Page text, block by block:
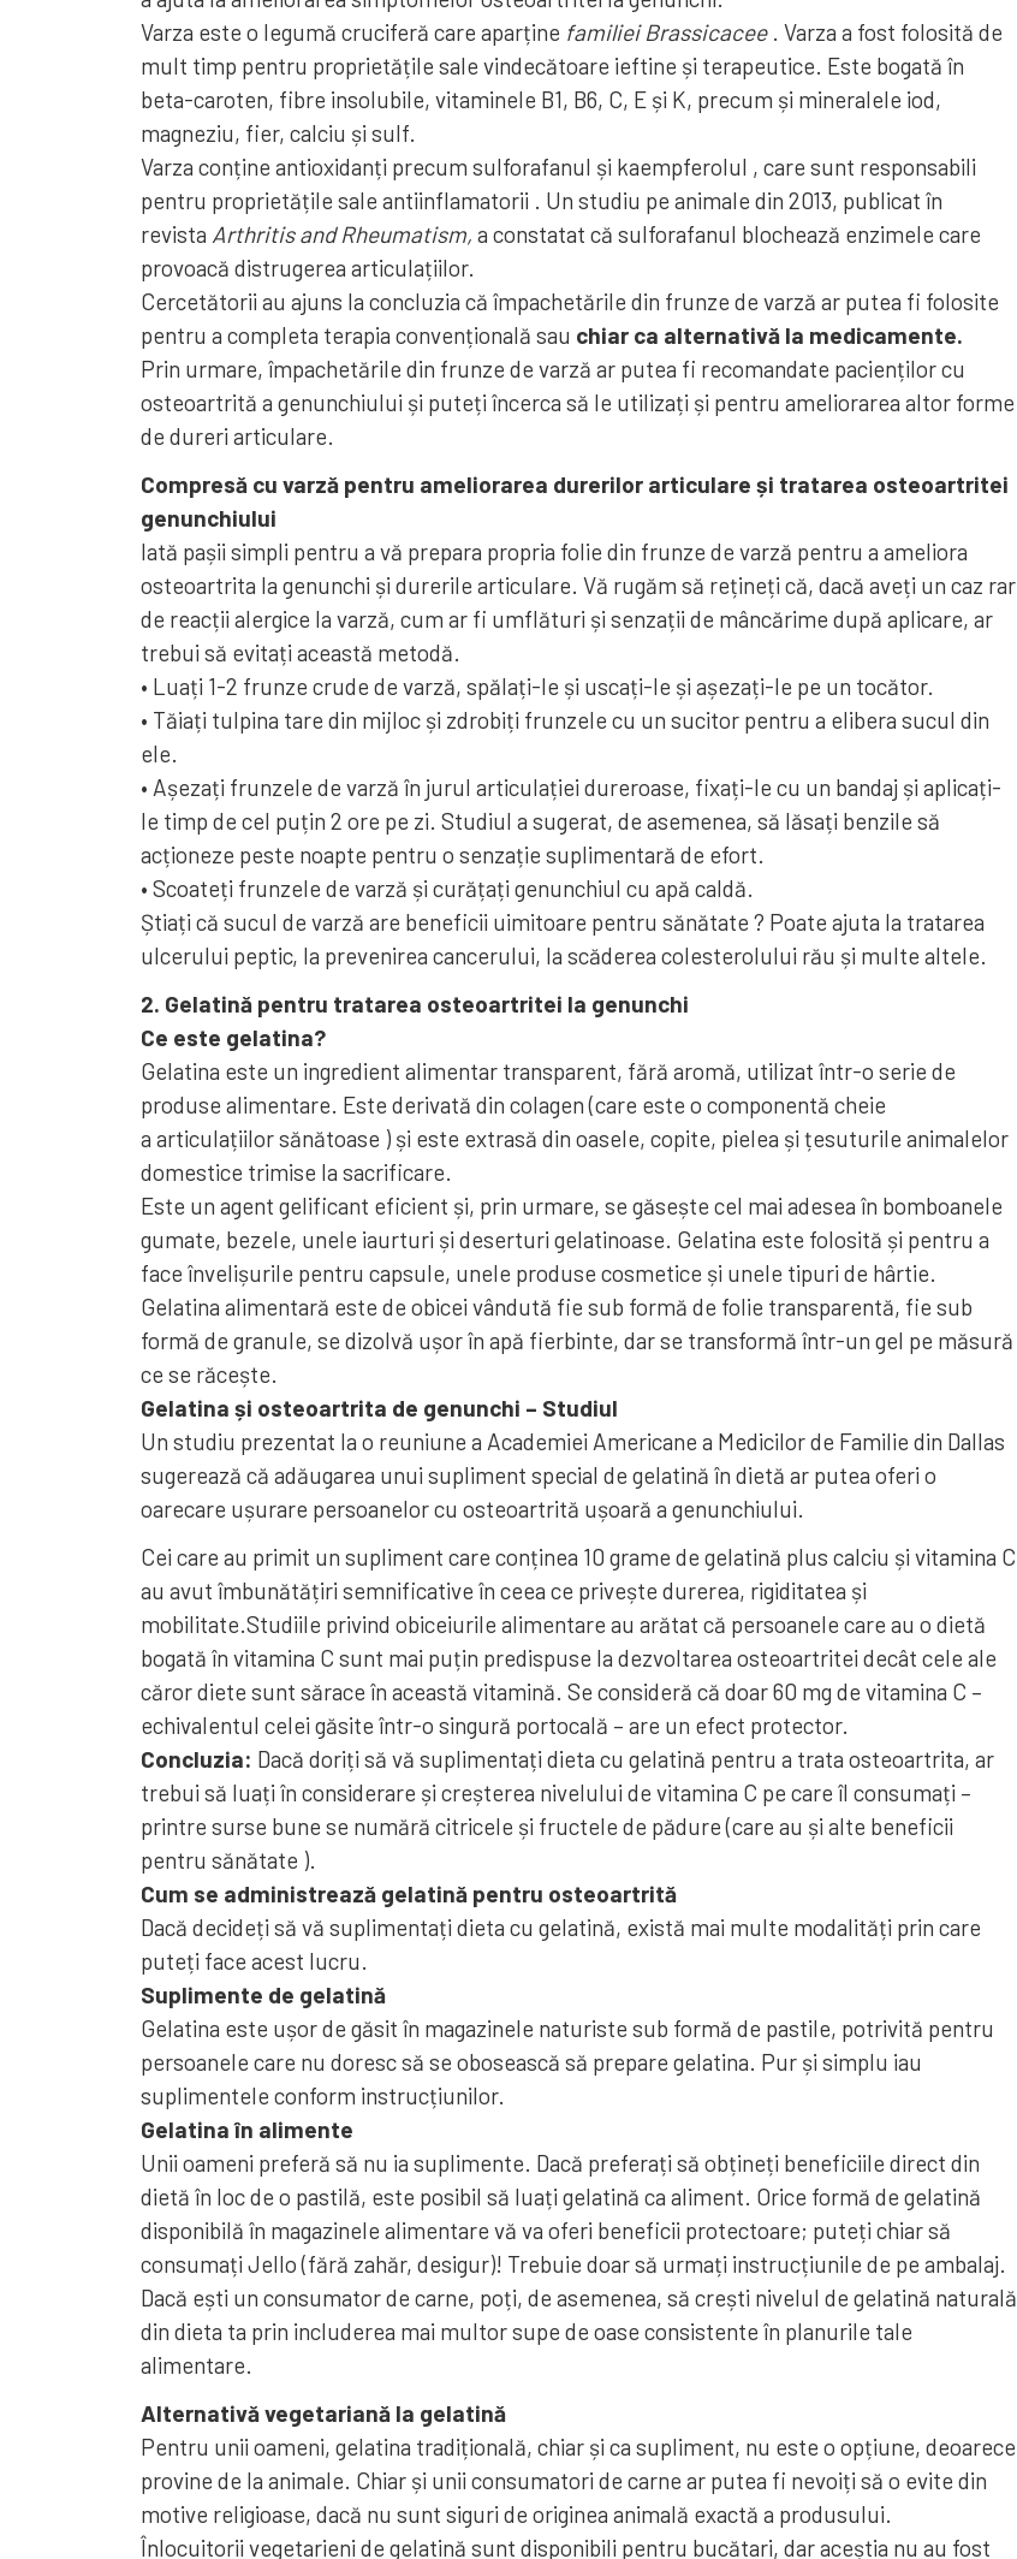
Varza este o legumă cruciferă care aparține familiei Brassicacee. Varza a fost folosită de
mult timp pentru proprietățile sale vindecătoare ieftine și terapeutice. Este bogată în
beta-caroten, fibre insolubile, vitaminele B1, B6, C, E și K, precum și mineralele iod,
magneziu, fier, calciu și sulf.
Varza conține antioxidanți precum sulforafanul și kaempferolul , care sunt responsabili
pentru proprietățile sale antiinflamatorii . Un studiu pe animale din 2013, publicat în
revista Arthritis and Rheumatism, a constatat că sulforafanul blochează enzimele care
provoacă distrugerea articulațiilor.
Cercetătorii au ajuns la concluzia că împachetările din frunze de varză ar putea fi folosite
pentru a completa terapia convențională sau chiar ca alternativă la medicamente.
Prin urmare, împachetările din frunze de varză ar putea fi recomandate pacienților cu
osteoartrită a genunchiului și puteți încerca să le utilizați și pentru ameliorarea altor forme
de dureri articulare.
Compresă cu varză pentru ameliorarea durerilor articulare și tratarea osteoartritei
genunchiului
Iată pașii simpli pentru a vă prepara propria folie din frunze de varză pentru a ameliora
osteoartrita la genunchi și durerile articulare. Vă rugăm să rețineți că, dacă aveți un caz rar
de reacții alergice la varză, cum ar fi umflături și senzații de mâncărime după aplicare, ar
trebui să evitați această metodă.
• Luați 1-2 frunze crude de varză, spălați-le și uscați-le și așezați-le pe un tocător.
• Tăiați tulpina tare din mijloc și zdrobiți frunzele cu un sucitor pentru a elibera sucul din
ele.
• Așezați frunzele de varză în jurul articulației dureroase, fixați-le cu un bandaj și aplicați-
le timp de cel puțin 2 ore pe zi. Studiul a sugerat, de asemenea, să lăsați benzile să
acționeze peste noapte pentru o senzație suplimentară de efort.
• Scoateți frunzele de varză și curățați genunchiul cu apă caldă.
Știați că sucul de varză are beneficii uimitoare pentru sănătate ? Poate ajuta la tratarea
ulcerului peptic, la prevenirea cancerului, la scăderea colesterolului rău și multe altele.
2. Gelatină pentru tratarea osteoartritei la genunchi
Ce este gelatina?
Gelatina este un ingredient alimentar transparent, fără aromă, utilizat într-o serie de
produse alimentare. Este derivată din colagen (care este o componentă cheie
a articulațiilor sănătoase ) și este extrasă din oasele, copite, pielea și țesuturile animalelor
domestice trimise la sacrificare.
Este un agent gelificant eficient și, prin urmare, se găsește cel mai adesea în bomboanele
gumate, bezele, unele iaurturi și deserturi gelatinoase. Gelatina este folosită și pentru a
face învelișurile pentru capsule, unele produse cosmetice și unele tipuri de hârtie.
Gelatina alimentară este de obicei vândută fie sub formă de folie transparentă, fie sub
formă de granule, se dizolvă ușor în apă fierbinte, dar se transformă într-un gel pe măsură
ce se răcește.
Gelatina și osteoartrita de genunchi – Studiul
Un studiu prezentat la o reuniune a Academiei Americane a Medicilor de Familie din Dallas
sugerează că adăugarea unui supliment special de gelatină în dietă ar putea oferi o
oarecare ușurare persoanelor cu osteoartrită ușoară a genunchiului.
Cei care au primit un supliment care conținea 10 grame de gelatină plus calciu și vitamina C
au avut îmbunătățiri semnificative în ceea ce privește durerea, rigiditatea și
mobilitate.Studiile privind obiceiurile alimentare au arătat că persoanele care au o dietă
bogată în vitamina C sunt mai puțin predispuse la dezvoltarea osteoartritei decât cele ale
căror diete sunt sărace în această vitamină. Se consideră că doar 60 mg de vitamina C –
echivalentul celei găsite într-o singură portocală – are un efect protector.
Concluzia: Dacă doriți să vă suplimentați dieta cu gelatină pentru a trata osteoartrita, ar
trebui să luați în considerare și creșterea nivelului de vitamina C pe care îl consumați –
printre surse bune se numără citricele și fructele de pădure (care au și alte beneficii
pentru sănătate ).
Cum se administrează gelatină pentru osteoartrită
Dacă decideți să vă suplimentați dieta cu gelatină, există mai multe modalități prin care
puteți face acest lucru.
Suplimente de gelatină
Gelatina este ușor de găsit în magazinele naturiste sub formă de pastile, potrivită pentru
persoanele care nu doresc să se obosească să prepare gelatina. Pur și simplu iau
suplimentele conform instrucțiunilor.
Gelatina în alimente
Unii oameni preferă să nu ia suplimente. Dacă preferați să obțineți beneficiile direct din
dietă în loc de o pastilă, este posibil să luați gelatină ca aliment. Orice formă de gelatină
disponibilă în magazinele alimentare vă va oferi beneficii protectoare; puteți chiar să
consumați Jello (fără zahăr, desigur)! Trebuie doar să urmați instrucțiunile de pe ambalaj.
Dacă ești un consumator de carne, poți, de asemenea, să crești nivelul de gelatină naturală
din dieta ta prin includerea mai multor supe de oase consistente în planurile tale
alimentare.
Alternativă vegetariană la gelatină
Pentru unii oameni, gelatina tradițională, chiar și ca supliment, nu este o opțiune, deoarece
provine de la animale. Chiar și unii consumatori de carne ar putea fi nevoiți să o evite din
motive religioase, dacă nu sunt siguri de originea animală exactă a produsului.
Înlocuitorii vegetarieni de gelatină sunt disponibili pentru bucătari, dar aceștia nu au fost